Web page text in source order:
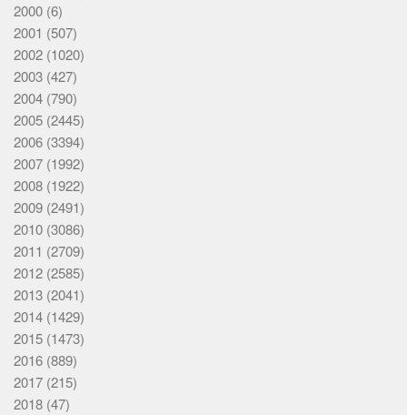
2000 (6)
2001 (507)
2002 (1020)
2003 (427)
2004 (790)
2005 (2445)
2006 (3394)
2007 (1992)
2008 (1922)
2009 (2491)
2010 (3086)
2011 (2709)
2012 (2585)
2013 (2041)
2014 (1429)
2015 (1473)
2016 (889)
2017 (215)
2018 (47)